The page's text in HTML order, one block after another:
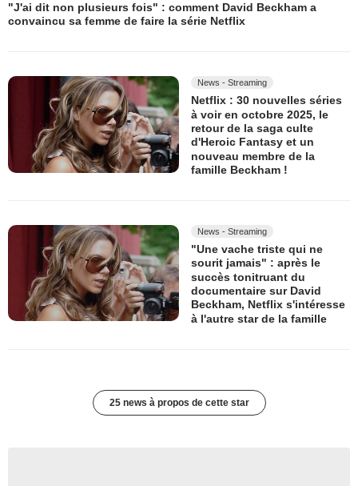
"J'ai dit non plusieurs fois" : comment David Beckham a
convaincu sa femme de faire la série Netflix
News - Streaming
Netflix : 30 nouvelles séries
à voir en octobre 2025, le
retour de la saga culte
d'Heroic Fantasy et un
nouveau membre de la
famille Beckham !
News - Streaming
"Une vache triste qui ne
sourit jamais" : après le
succès tonitruant du
documentaire sur David
Beckham, Netflix s'intéresse
à l'autre star de la famille
25 news à propos de cette star